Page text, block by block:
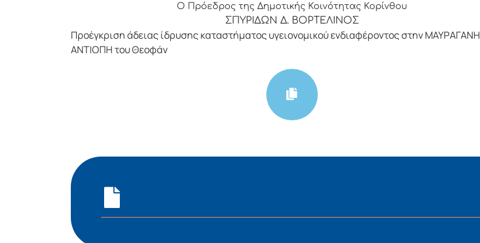
Ο Πρόεδρος της Δημοτικής Κοινότητας Κορίνθου
ΣΠΥΡΙΔΩΝ Δ. ΒΟΡΤΕΛΙΝΟΣ
Προέγκριση άδειας ίδρυσης καταστήματος υγειονομικού ενδιαφέροντος στην ΜΑΥΡΑΓΑΝΗ
ΑΝΤΙΟΠΗ του Θεοφάν